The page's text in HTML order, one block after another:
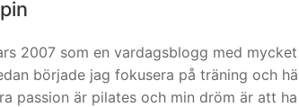
2007 som en vardagsblogg med
började jag fokusera på träning och
passion är pilates och min dröm är att ha